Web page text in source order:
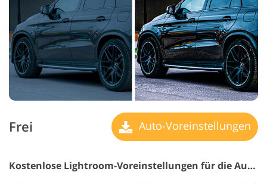
Frei Auto-Voreinstellungen
Kostenlose Lightroom-Voreinstellungen für die Automobilbranche #30 "Stylish"